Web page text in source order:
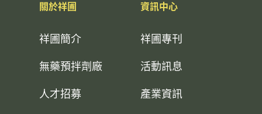
關於祥圃
祥圃簡介
無藥預拌劑廠
人才招募
資訊中心
祥圃專刊
活動訊息
產業資訊